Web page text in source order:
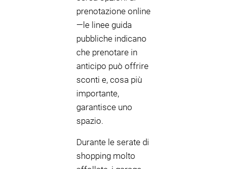
prenotazione online
—le linee guida
pubbliche indicano
che prenotare in
anticipo può offrire
sconti e, cosa più
importante,
garantisce uno
spazio.
Durante le serate di
shopping molto